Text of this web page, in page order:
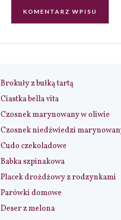
Brokuły z bułką tartą
Ciastka bella vita
Czosnek marynowany w oliwie
Czosnek niedźwiedzi
Cudo czekoladowe
Babka szpinakowa
Placek drożdżowy z rodzynkami
Parówki domowe
Deser z melona